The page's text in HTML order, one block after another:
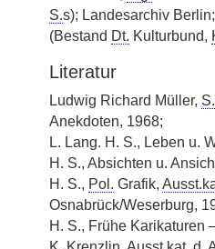
S.s); Landesarchiv Berlin;
(Bestand Dt. Kulturbund,
Literatur
Ludwig Richard Müller, S.
Anekdoten, 1968;
L. Lang. H. S., Leben u.
H. S., Absichten u.
H. S., Pol. Grafik,
Osnabrück/Weserburg,
H. S., Frühe Karikaturen